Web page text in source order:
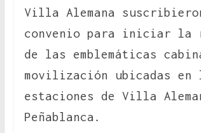
Villa Alemana
convenio para iniciar la
de las emblemáticas
movilización ubicadas en
estaciones de Villa
Peñablanca.